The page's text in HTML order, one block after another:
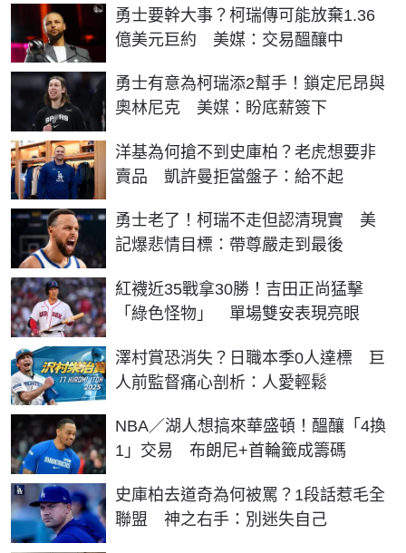
勇士要幹大事？柯瑞傳可能放棄1.36
億美元巨約 美媒：交易醞釀中
勇士有意為柯瑞添2幫手！鎖定尼昂與
奧林尼克 美媒：盼底薪簽下
洋基為何搶不到史庫柏？老虎想要非
賣品 凱許曼拒當盤子：給不起
勇士老了！柯瑞不走但認清現實 美
記爆悲情目標：帶尊嚴走到最後
紅襪近35戰拿30勝！吉田正尚猛擊
「綠色怪物」 單場雙安表現亮眼
澤村賞恐消失？日職本季0人達標 巨
人前監督痛心剖析：人愛輕鬆
NBA／湖人想搞來華盛頓！醞釀「4換
1」交易 布朗尼+首輪籤成籌碼
史庫柏去道奇為何被罵？1段話惹毛全
聯盟 神之右手：別迷失自己